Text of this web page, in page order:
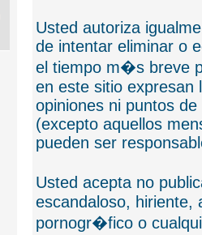
Usted autoriza
de intentar eliminar o
el tiempo m�s breve
en este sitio expresan
opiniones ni puntos
(excepto aquellos
pueden ser
Usted acepta no
escandaloso, hiriente,
pornogr�fico o